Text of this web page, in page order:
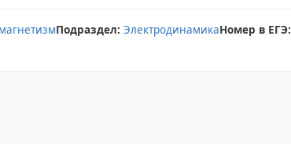
Подраздел: ЭлектродинамикаНомер в ЕГЭ: